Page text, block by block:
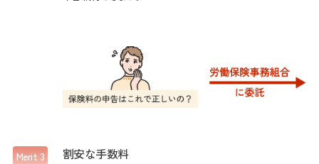
Merit 3 割安な手数料